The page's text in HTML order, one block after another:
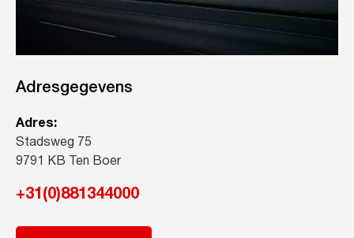
Adresgegevens
Adres:
Stadsweg 75
9791 KB Ten Boer
+31(0)881344000